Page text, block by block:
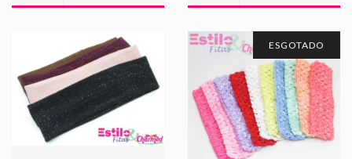
ESGOTADO